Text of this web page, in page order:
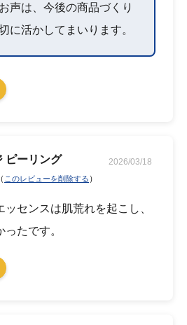
声は、今後の商品づくり
に活かしてまいります。
ピーリング 2026/03/18
（ このレビューを削除する ）
センスは肌荒れを起こし、
たです。